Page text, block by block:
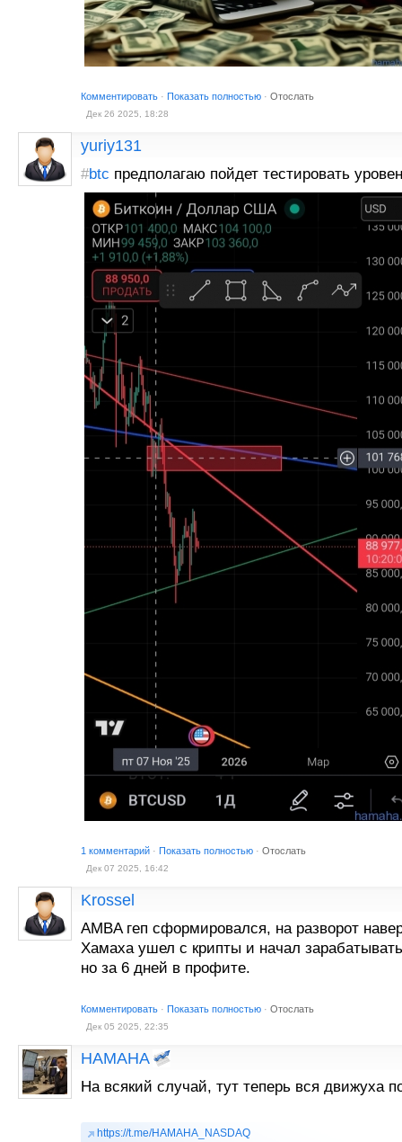
Комментировать · Показать полностью · Отослать
Дек 26 2025, 18:28
yuriy131
#btc предполагаю пойдет тестировать
1 комментарий · Показать полностью · Отослать
Дек 07 2025, 16:42
Krossel
AMBA геп сформировался, на разворот
Хамаха ушел с крипты и начал
но за 6 дней в профите.
Комментировать · Показать полностью · Отослать
Дек 05 2025, 22:35
HAMAHA
На всякий случай, тут теперь вся движуха
https://t.me/HAMAHA_NASDAQ